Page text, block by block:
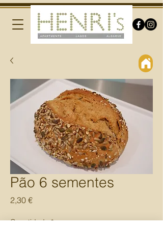
Pão 6 sementes
2,30 €Preço
Quantidade *